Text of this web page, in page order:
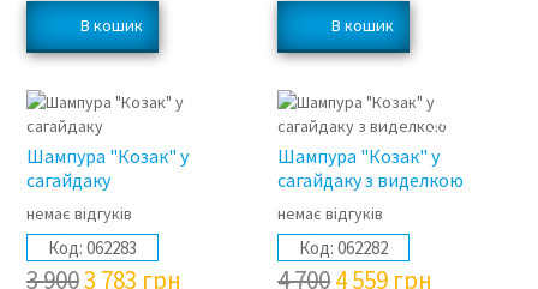
Шампура "Козак" у
сагайдаку
немає відгуків
Код: 062283
3 9003 783 грн
3%
Шампура "Козак" у
сагайдаку з виделкою
немає відгуків
Код: 062282
4 7004 559 грн